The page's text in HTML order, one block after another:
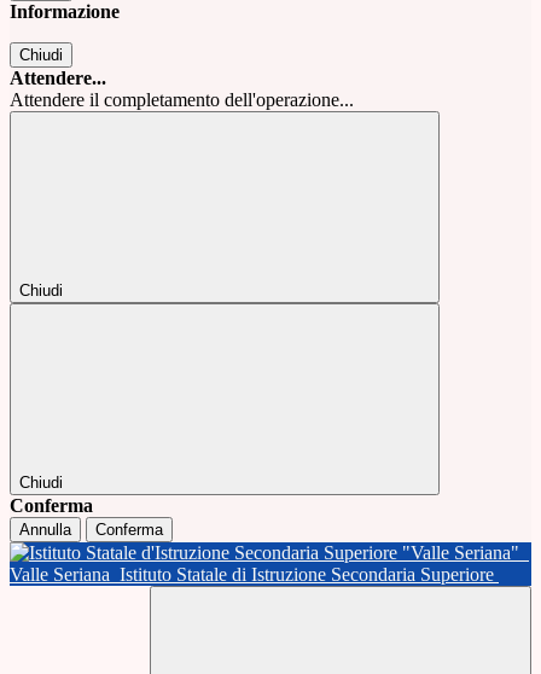
Informazione
Chiudi
Attendere...
Attendere il completamento dell'operazione...
Chiudi
Chiudi
Conferma
Annulla Conferma
Valle Seriana Istituto Statale di Istruzione Secondaria Superiore